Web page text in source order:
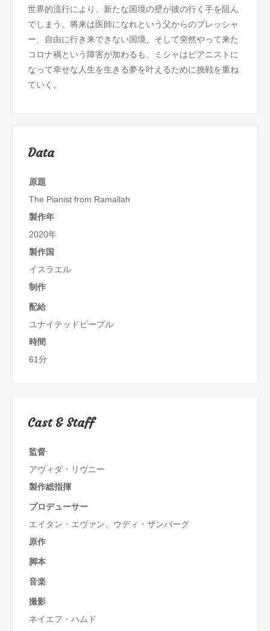
世界的流行により、新たな国境の壁が彼の行く手を阻ん
でしまう。将来は医師になれという父からのプレッシャ
ー、自由に行き来できない国境、そして突然やって来た
コロナ禍という障害が加わるも、ミシャはピアニストに
なって幸せな人生を生きる夢を叶えるために挑戦を重ね
ていく。
Data
原題
The Pianist from Ramallah
製作年
2020年
製作国
イスラエル
制作
配給
ユナイテッドピープル
時間
61分
Cast & Staff
監督
アヴィダ・リヴニー
製作総指揮
プロデューサー
エイタン・エヴァン、ウディ・ザンバーグ
原作
脚本
音楽
撮影
ネイエフ・ハムド